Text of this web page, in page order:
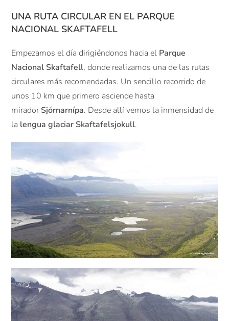
UNA RUTA CIRCULAR EN EL PARQUE
NACIONAL SKAFTAFELL
Empezamos el día dirigiéndonos hacia el Parque
Nacional Skaftafell, donde realizamos una de las rutas
circulares más recomendadas. Un sencillo recorrido de
unos 10 km que primero asciende hasta
miradorSjórnarnípa. Desde allí vemos la inmensidad de
la lengua glaciar Skaftafelsjokull.